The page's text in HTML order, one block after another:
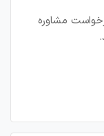
مشاوره